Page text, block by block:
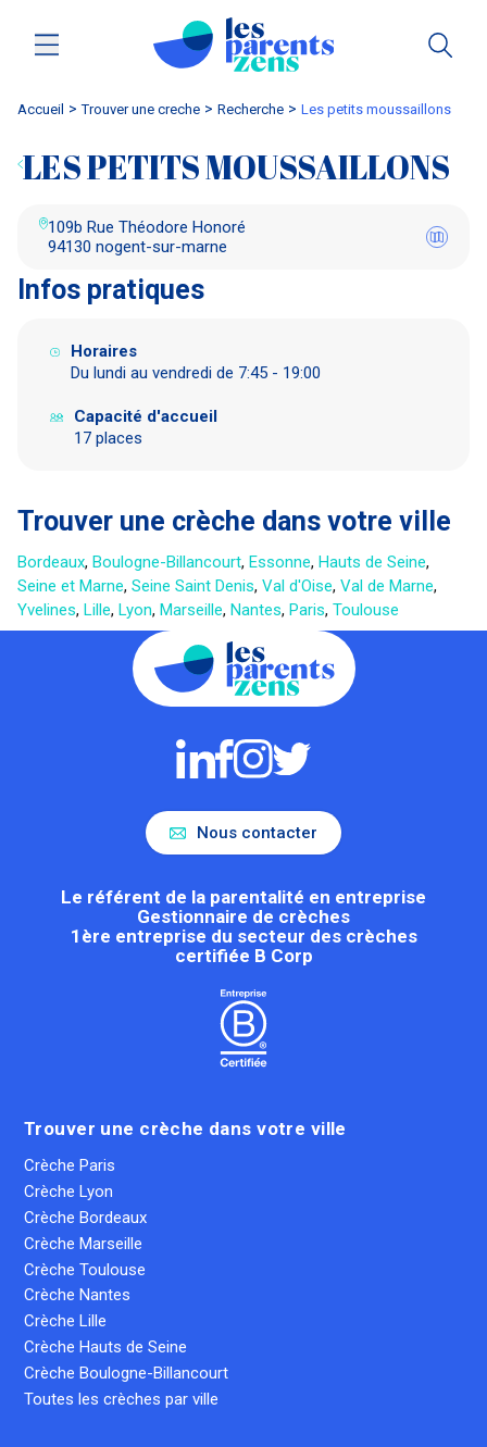
Accueil trouver une creche Recherche les petits moussaillons
LES PETITS MOUSSAILLONS
109b Rue Théodore Honoré
94130 nogent-sur-marne
Infos pratiques
Horaires
Du lundi au vendredi de 7:45 - 19:00
Capacité d'accueil
17 places
Trouver une crèche dans votre ville
Bordeaux, Boulogne-Billancourt, Essonne, Hauts de Seine,
Seine et Marne, Seine Saint Denis, Val d'Oise, Val de Marne,
Yvelines, Lille, Lyon, Marseille, Nantes, Paris, Toulouse
Nous contacter
Le référent de la parentalité en entreprise
Gestionnaire de crèches
1ère entreprise du secteur des crèches
certifiée B Corp
Trouver une crèche dans votre ville
Crèche Paris
Crèche Lyon
Crèche Bordeaux
Crèche Marseille
Crèche Toulouse
Crèche Nantes
Crèche Lille
Crèche Hauts de Seine
Crèche Boulogne-Billancourt
Toutes les crèches par ville